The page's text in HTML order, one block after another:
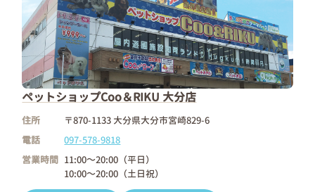
ペットショップCoo＆RIKU 大分店
住所
〒870-1133 大分県大分市宮崎829-6
電話
097-578-9818
営業時間 11:00～20:00（平日）
10:00～20:00（土日祝）